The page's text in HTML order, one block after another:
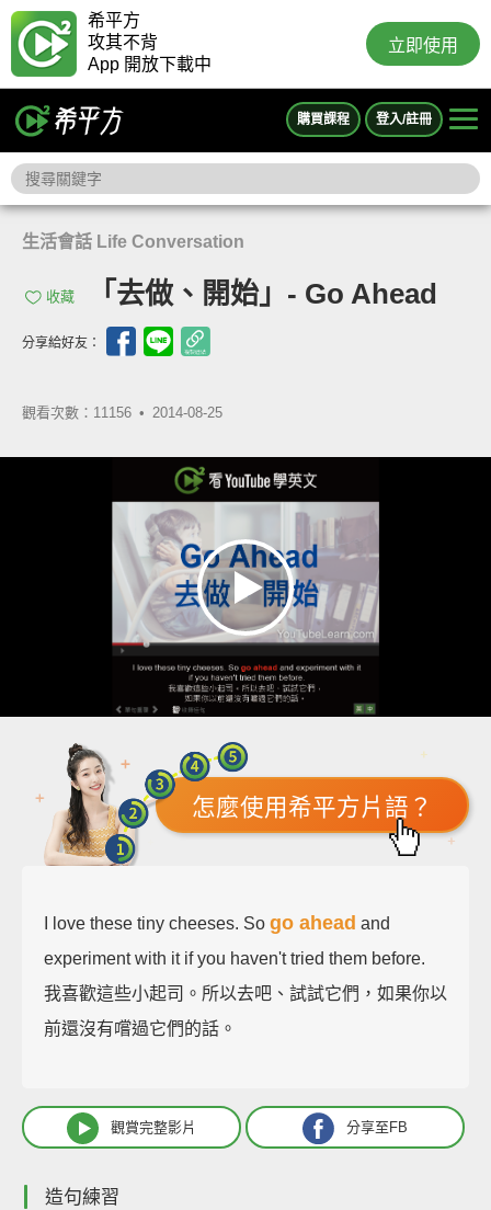
希平方
攻其不背
App 開放下載中
立即使用
購買課程 登入/註冊
生活會話 Life Conversation
收藏 「去做、開始」- Go Ahead
分享給好友：
觀看次數：11156 • 2014-08-25
怎麼使用希平方片語？
I love these tiny cheeses. So go ahead and
experiment with it if you haven't tried them before.
我喜歡這些小起司。所以去吧、試試它們，如果你以
前還沒有嚐過它們的話。
觀賞完整影片 分享至FB
造句練習